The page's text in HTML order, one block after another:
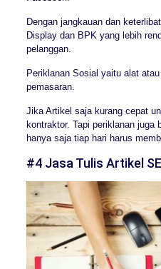
Dengan jangkauan dan
Display dan BPK yang lebih
pelanggan.
Periklanan Sosial yaitu alat
pemasaran.
Jika Artikel saja kurang cepat
kontraktor. Tapi periklanan juga
hanya saja tiap hari harus
#4 Jasa Tulis Artikel